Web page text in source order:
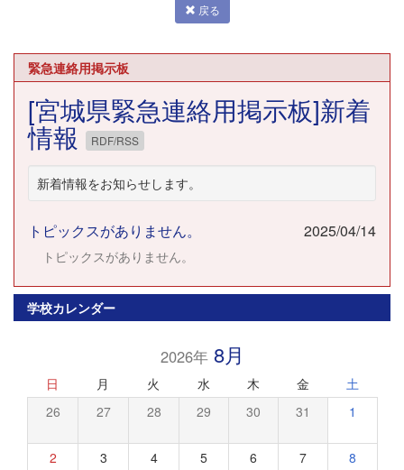
戻る
緊急連絡用掲示板
[宮城県緊急連絡用掲示板]新着
情報 RDF/RSS
新着情報をお知らせします。
トピックスがありません。 2025/04/14
トピックスがありません。
学校カレンダー
2026年8月
日 月 火 水 木 金 土
26 27 28 29 30 31 1
2 3 4 5 6 7 8